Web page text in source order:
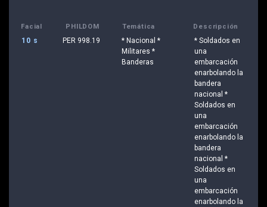
Facial PHILDOM Temática Descripción
10 s PER 998.19
* Nacional *
Militares *
Banderas
* Soldados en
una
embarcación
enarbolando la
bandera
nacional *
Soldados en
una
embarcación
enarbolando la
bandera
nacional *
Soldados en
una
embarcación
enarbolando la